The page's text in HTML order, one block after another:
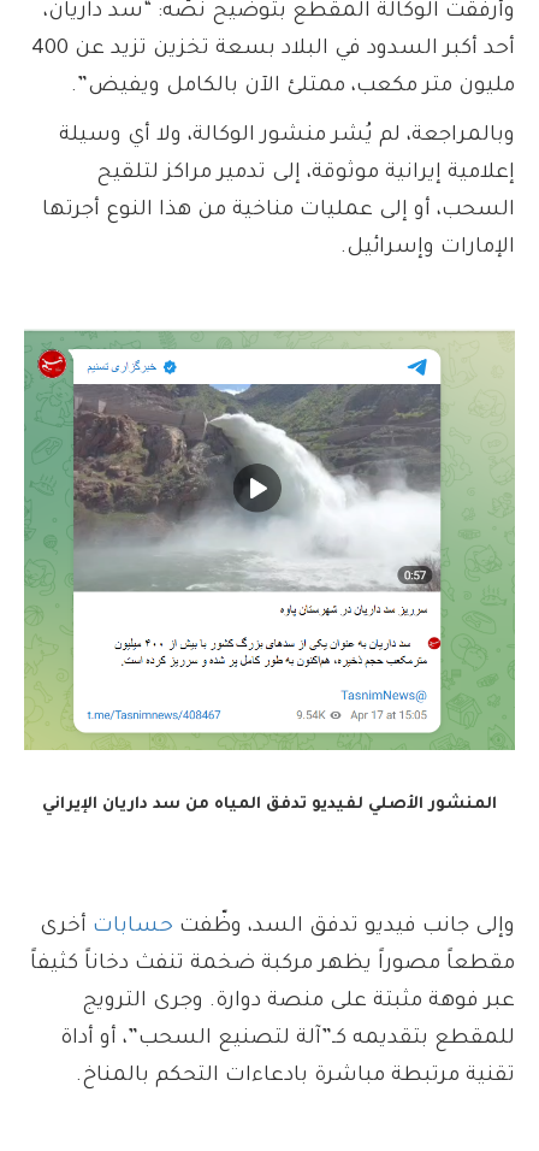
وأرفقت الوكالة المقطع بتوضيح نصّه: “سد داريان،
أحد أكبر السدود في البلاد بسعة تخزين تزيد عن 400
مليون متر مكعب، ممتلئ الآن بالكامل ويفيض”.
وبالمراجعة، لم يُشر منشور الوكالة، ولا أي وسيلة
إعلامية إيرانية موثوقة، إلى تدمير مراكز لتلقيح
السحب، أو إلى عمليات مناخية من هذا النوع أجرتها
الإمارات وإسرائيل.
المنشور الأصلي لفيديو تدفق المياه من سد داريان الإيراني
وإلى جانب فيديو تدفق السد، وظّفت حسابات أخرى
مقطعاً مصوراً يظهر مركبة ضخمة تنفث دخاناً كثيفاً
عبر فوهة مثبتة على منصة دوارة. وجرى الترويج
للمقطع بتقديمه كـ”آلة لتصنيع السحب”، أو أداة
تقنية مرتبطة مباشرة بادعاءات التحكم بالمناخ.